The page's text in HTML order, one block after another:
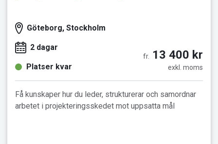
Göteborg, Stockholm
2 dagar
Platser kvar
fr. 13 400 kr
exkl. moms
Få kunskaper hur du leder, strukturerar och samordnar
arbetet i projekteringsskedet mot uppsatta mål